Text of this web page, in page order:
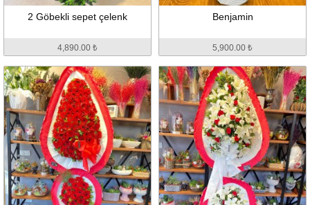
2 Göbekli sepet çelenk
4,890.00 ₺
Benjamin
5,900.00 ₺